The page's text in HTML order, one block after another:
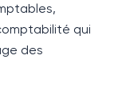
qui
des